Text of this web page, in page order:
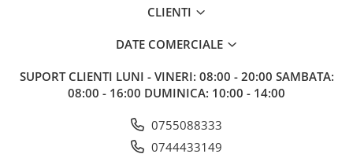
CLIENTI
DATE COMERCIALE
SUPORT CLIENTI LUNI - VINERI: 08:00 - 20:00 SAMBATA:
08:00 - 16:00 DUMINICA: 10:00 - 14:00
0755088333
0744433149